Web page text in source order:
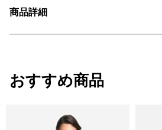
30℃を限度とし、通常の洗濯処理。
漂白処理はできない。
商品詳細
・原産国：ミャンマー
・素材：本体：ポリエステル100%
おすすめ商品